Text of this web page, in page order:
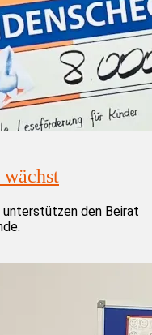
unterstützen den Beirat